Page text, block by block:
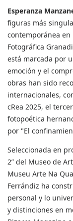
Esperanza
figuras más
contemporánea en
Fotográfica
está marcada por
emoción y el
obras han sido
internacionales,
cRea 2025, el
fotopoética
por "El
Seleccionada en
2” del Museo de
Museu Arte Na
Ferrándiz ha
personal y lo
y distinciones en